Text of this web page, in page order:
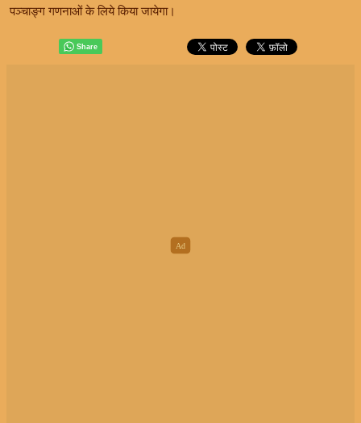
पञ्चाङ्ग गणनाओं के लिये किया जायेगा।